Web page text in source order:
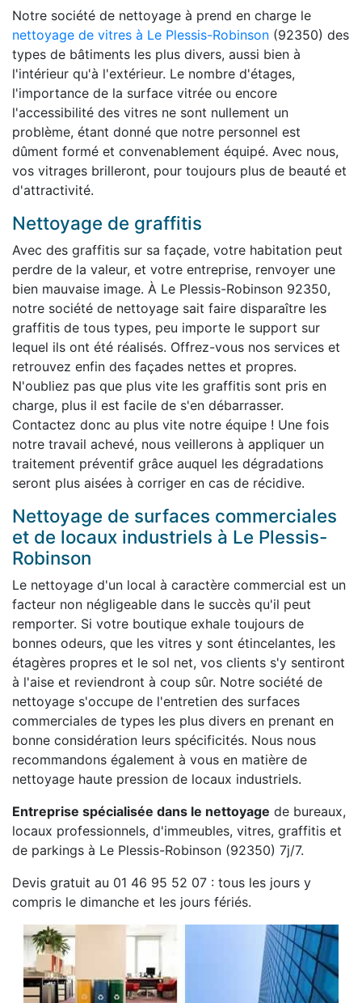
Notre société de nettoyage à prend en charge le
nettoyage de vitres à Le Plessis-Robinson (92350) des
types de bâtiments les plus divers, aussi bien à
l'intérieur qu'à l'extérieur. Le nombre d'étages,
l'importance de la surface vitrée ou encore
l'accessibilité des vitres ne sont nullement un
problème, étant donné que notre personnel est
dûment formé et convenablement équipé. Avec nous,
vos vitrages brilleront, pour toujours plus de beauté et
d'attractivité.
Nettoyage de graffitis
Avec des graffitis sur sa façade, votre habitation peut
perdre de la valeur, et votre entreprise, renvoyer une
bien mauvaise image. À Le Plessis-Robinson 92350,
notre société de nettoyage sait faire disparaître les
graffitis de tous types, peu importe le support sur
lequel ils ont été réalisés. Offrez-vous nos services et
retrouvez enfin des façades nettes et propres.
N'oubliez pas que plus vite les graffitis sont pris en
charge, plus il est facile de s'en débarrasser.
Contactez donc au plus vite notre équipe ! Une fois
notre travail achevé, nous veillerons à appliquer un
traitement préventif grâce auquel les dégradations
seront plus aisées à corriger en cas de récidive.
Nettoyage de surfaces commerciales
et de locaux industriels à Le Plessis-
Robinson
Le nettoyage d'un local à caractère commercial est un
facteur non négligeable dans le succès qu'il peut
remporter. Si votre boutique exhale toujours de
bonnes odeurs, que les vitres y sont étincelantes, les
étagères propres et le sol net, vos clients s'y sentiront
à l'aise et reviendront à coup sûr. Notre société de
nettoyage s'occupe de l'entretien des surfaces
commerciales de types les plus divers en prenant en
bonne considération leurs spécificités. Nous nous
recommandons également à vous en matière de
nettoyage haute pression de locaux industriels.
Entreprise spécialisée dans le nettoyage de bureaux,
locaux professionnels, d'immeubles, vitres, graffitis et
de parkings à Le Plessis-Robinson (92350) 7j/7.
Devis gratuit au 01 46 95 52 07 : tous les jours y
compris le dimanche et les jours fériés.